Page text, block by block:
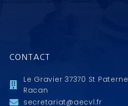
CONTACT
Le Gravier 37370 St Paterne
Racan
secretariat@aecvl.fr